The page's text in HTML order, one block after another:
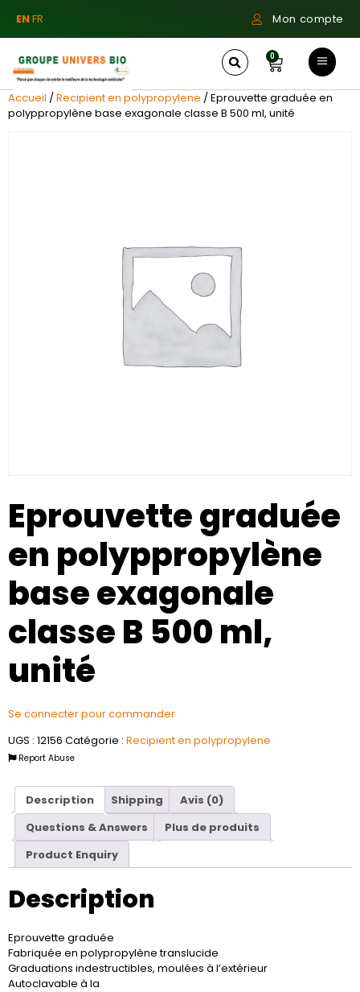
ENFR Mon compte
0
Accueil /Recipient en polypropylene / Eprouvette graduée en
polyppropylène base exagonale classe B 500 ml, unité
Eprouvette graduée
en polyppropylène
base exagonale
classe B 500 ml,
unité
Se connecter pour commander
UGS : 12156 Catégorie : Recipient en polypropylene
Report Abuse
Description Shipping
Avis (0)
Questions & Answers
Plus de produits
Product Enquiry
Description
Eprouvette graduée
Fabriquée en polypropylène translucide
Graduations indestructibles, moulées à l’extérieur
Autoclavable à la